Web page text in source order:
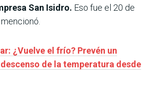
San Isidro. Eso fue el 20 de
¿Vuelve el frío? Prevén un
de la temperatura desde